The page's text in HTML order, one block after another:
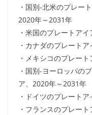
・国別-北米のプレー
2020年～2031年
・米国のプレートア
・カナダのプレート
・メキシコのプレー
・国別-ヨーロッパの
ア、2020年～2031年
・ドイツのプレート
・フランスのプレー